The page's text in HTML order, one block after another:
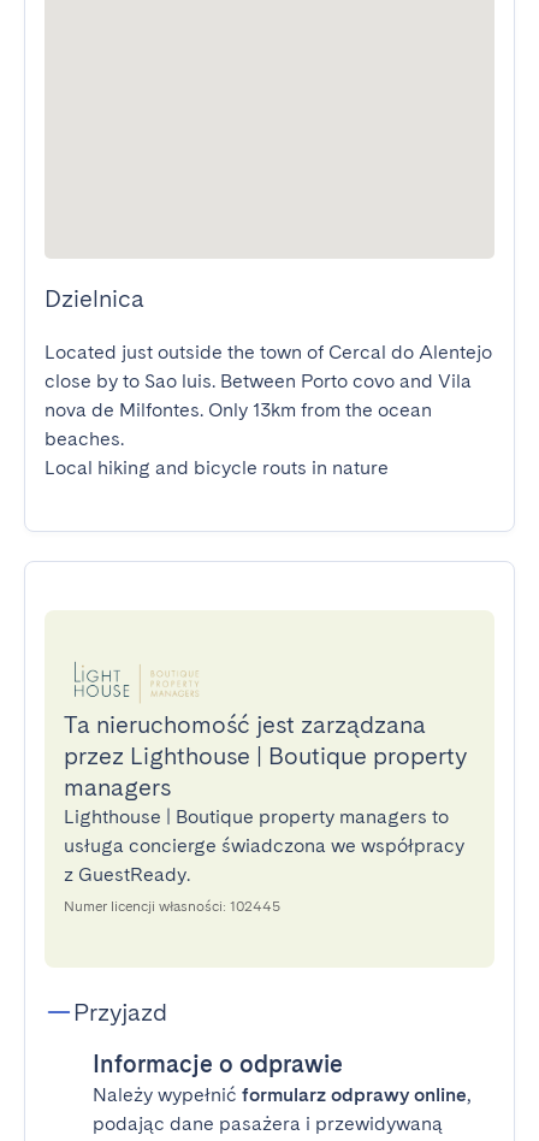
Dzielnica
Located just outside the town of Cercal do Alentejo
close by to Sao luis. Between Porto covo and Vila
nova de Milfontes. Only 13km from the ocean
beaches.
Local hiking and bicycle routs in nature
Ta nieruchomość jest zarządzana
przez Lighthouse | Boutique property
managers
Lighthouse | Boutique property managers to
usługa concierge świadczona we współpracy
z GuestReady.
Numer licencji własności: 102445
Przyjazd
Informacje o odprawie
Należy wypełnić formularz odprawy online,
podając dane pasażera i przewidywaną